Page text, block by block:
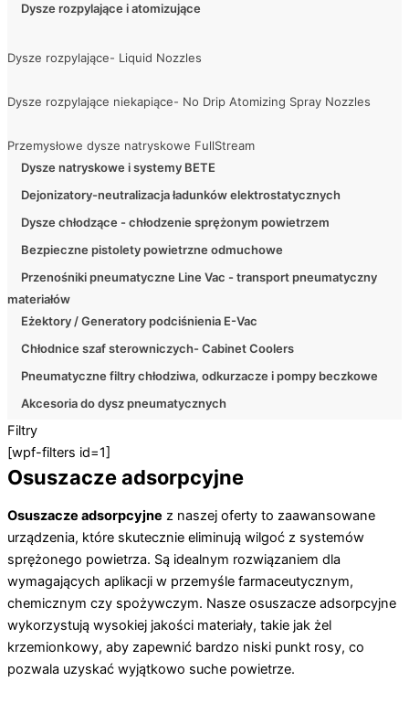
Dysze rozpylające i atomizujące
Dysze rozpylające- Liquid Nozzles
Dysze rozpylające niekapiące- No Drip Atomizing Spray Nozzles
Przemysłowe dysze natryskowe FullStream
Dysze natryskowe i systemy BETE
Dejonizatory-neutralizacja ładunków elektrostatycznych
Dysze chłodzące - chłodzenie sprężonym powietrzem
Bezpieczne pistolety powietrzne odmuchowe
Przenośniki pneumatyczne Line Vac - transport pneumatyczny
materiałów
Eżektory / Generatory podciśnienia E-Vac
Chłodnice szaf sterowniczych- Cabinet Coolers
Pneumatyczne filtry chłodziwa, odkurzacze i pompy beczkowe
Akcesoria do dysz pneumatycznych
Filtry
[wpf-filters id=1]
Osuszacze adsorpcyjne
Osuszacze adsorpcyjne z naszej oferty to zaawansowane
urządzenia, które skutecznie eliminują wilgoć z systemów
sprężonego powietrza. Są idealnym rozwiązaniem dla
wymagających aplikacji w przemyśle farmaceutycznym,
chemicznym czy spożywczym. Nasze osuszacze adsorpcyjne
wykorzystują wysokiej jakości materiały, takie jak żel
krzemionkowy, aby zapewnić bardzo niski punkt rosy, co
pozwala uzyskać wyjątkowo suche powietrze.